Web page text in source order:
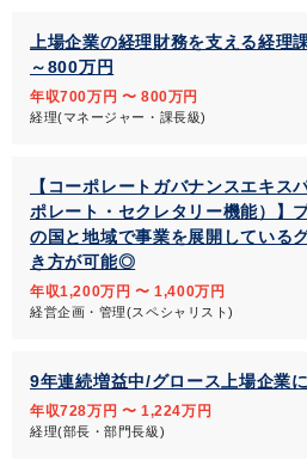
上場企業の経理財務を支える経理
～800万円
年収700万円 〜 800万円
経理(マネージャー・課長級)
【コーポレートガバナンスエキス
ポレート・セクレタリー機能）】
の国と地域で事業を展開している
き方が可能◎
年収1,200万円 〜 1,400万円
経営企画・管理(スペシャリスト)
9年連続増益中/グロース上場企業
年収728万円 〜 1,224万円
経理(部長・部門長級)